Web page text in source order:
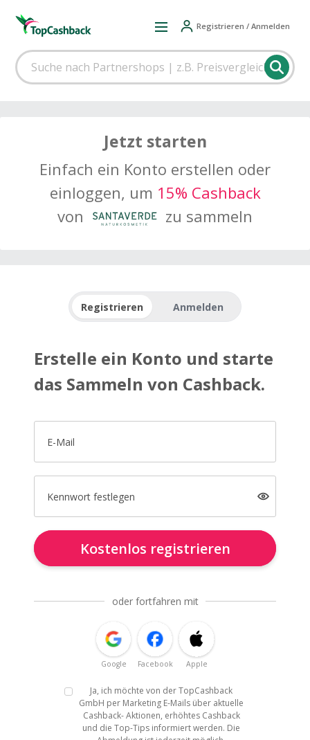
Registrieren / Anmelden
Jetzt starten
Einfach ein Konto erstellen oder
einloggen, um 15% Cashback
von
zu sammeln
Registrieren Anmelden
Erstelle ein Konto und starte
das Sammeln von Cashback.
E-Mail
Kennwort festlegen
Kostenlos registrieren
oder fortfahren mit
Google Facebook Apple
Ja, ich möchte von der TopCashback
GmbH per Marketing E-Mails über aktuelle
Cashback- Aktionen, erhöhtes Cashback
und die Top-Tips informiert werden. Die